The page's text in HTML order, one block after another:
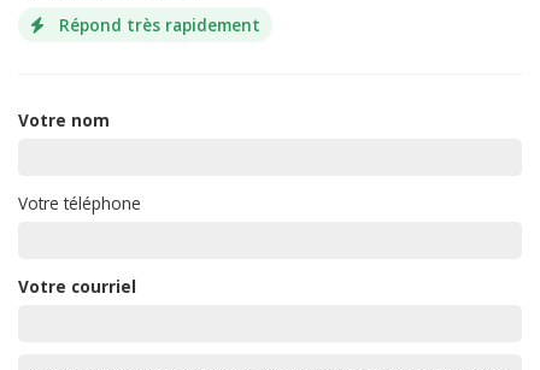
Répond très rapidement
Votre nom
Votre téléphone
Votre courriel